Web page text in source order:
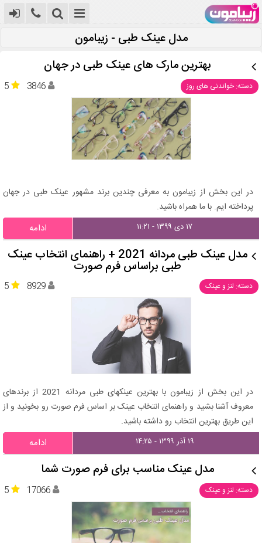
مدل عینک طبی - زیبامون
بهترین مارک های عینک طبی در جهان
دسته: خواندنی های روز 5 3846
در این بخش از زیبامون به معرفی چندین برند مشهور عینک طبی در جهان
پرداخته ایم. با ما همراه باشید.
۱۷ دی ۱۳۹۹ - ۱۱:۲۱ ادامه
مدل عینک طبی مردانه 2021 + راهنمای انتخاب عینک
طبی براساس فرم صورت
دسته: لنز و عینک 5 8929
در این بخش از زیبامون با بهترین عینکهای طبی مردانه 2021 از برندهای
معروف آشنا بشید و راهنمای انتخاب عینک بر اساس فرم صورت رو بخونید و از
این طریق بهترین انتخاب رو داشته باشید.
۱۹ آذر ۱۳۹۹ - ۱۴:۲۵ ادامه
مدل عینک مناسب برای فرم صورت شما
دسته: لنز و عینک 5 17066